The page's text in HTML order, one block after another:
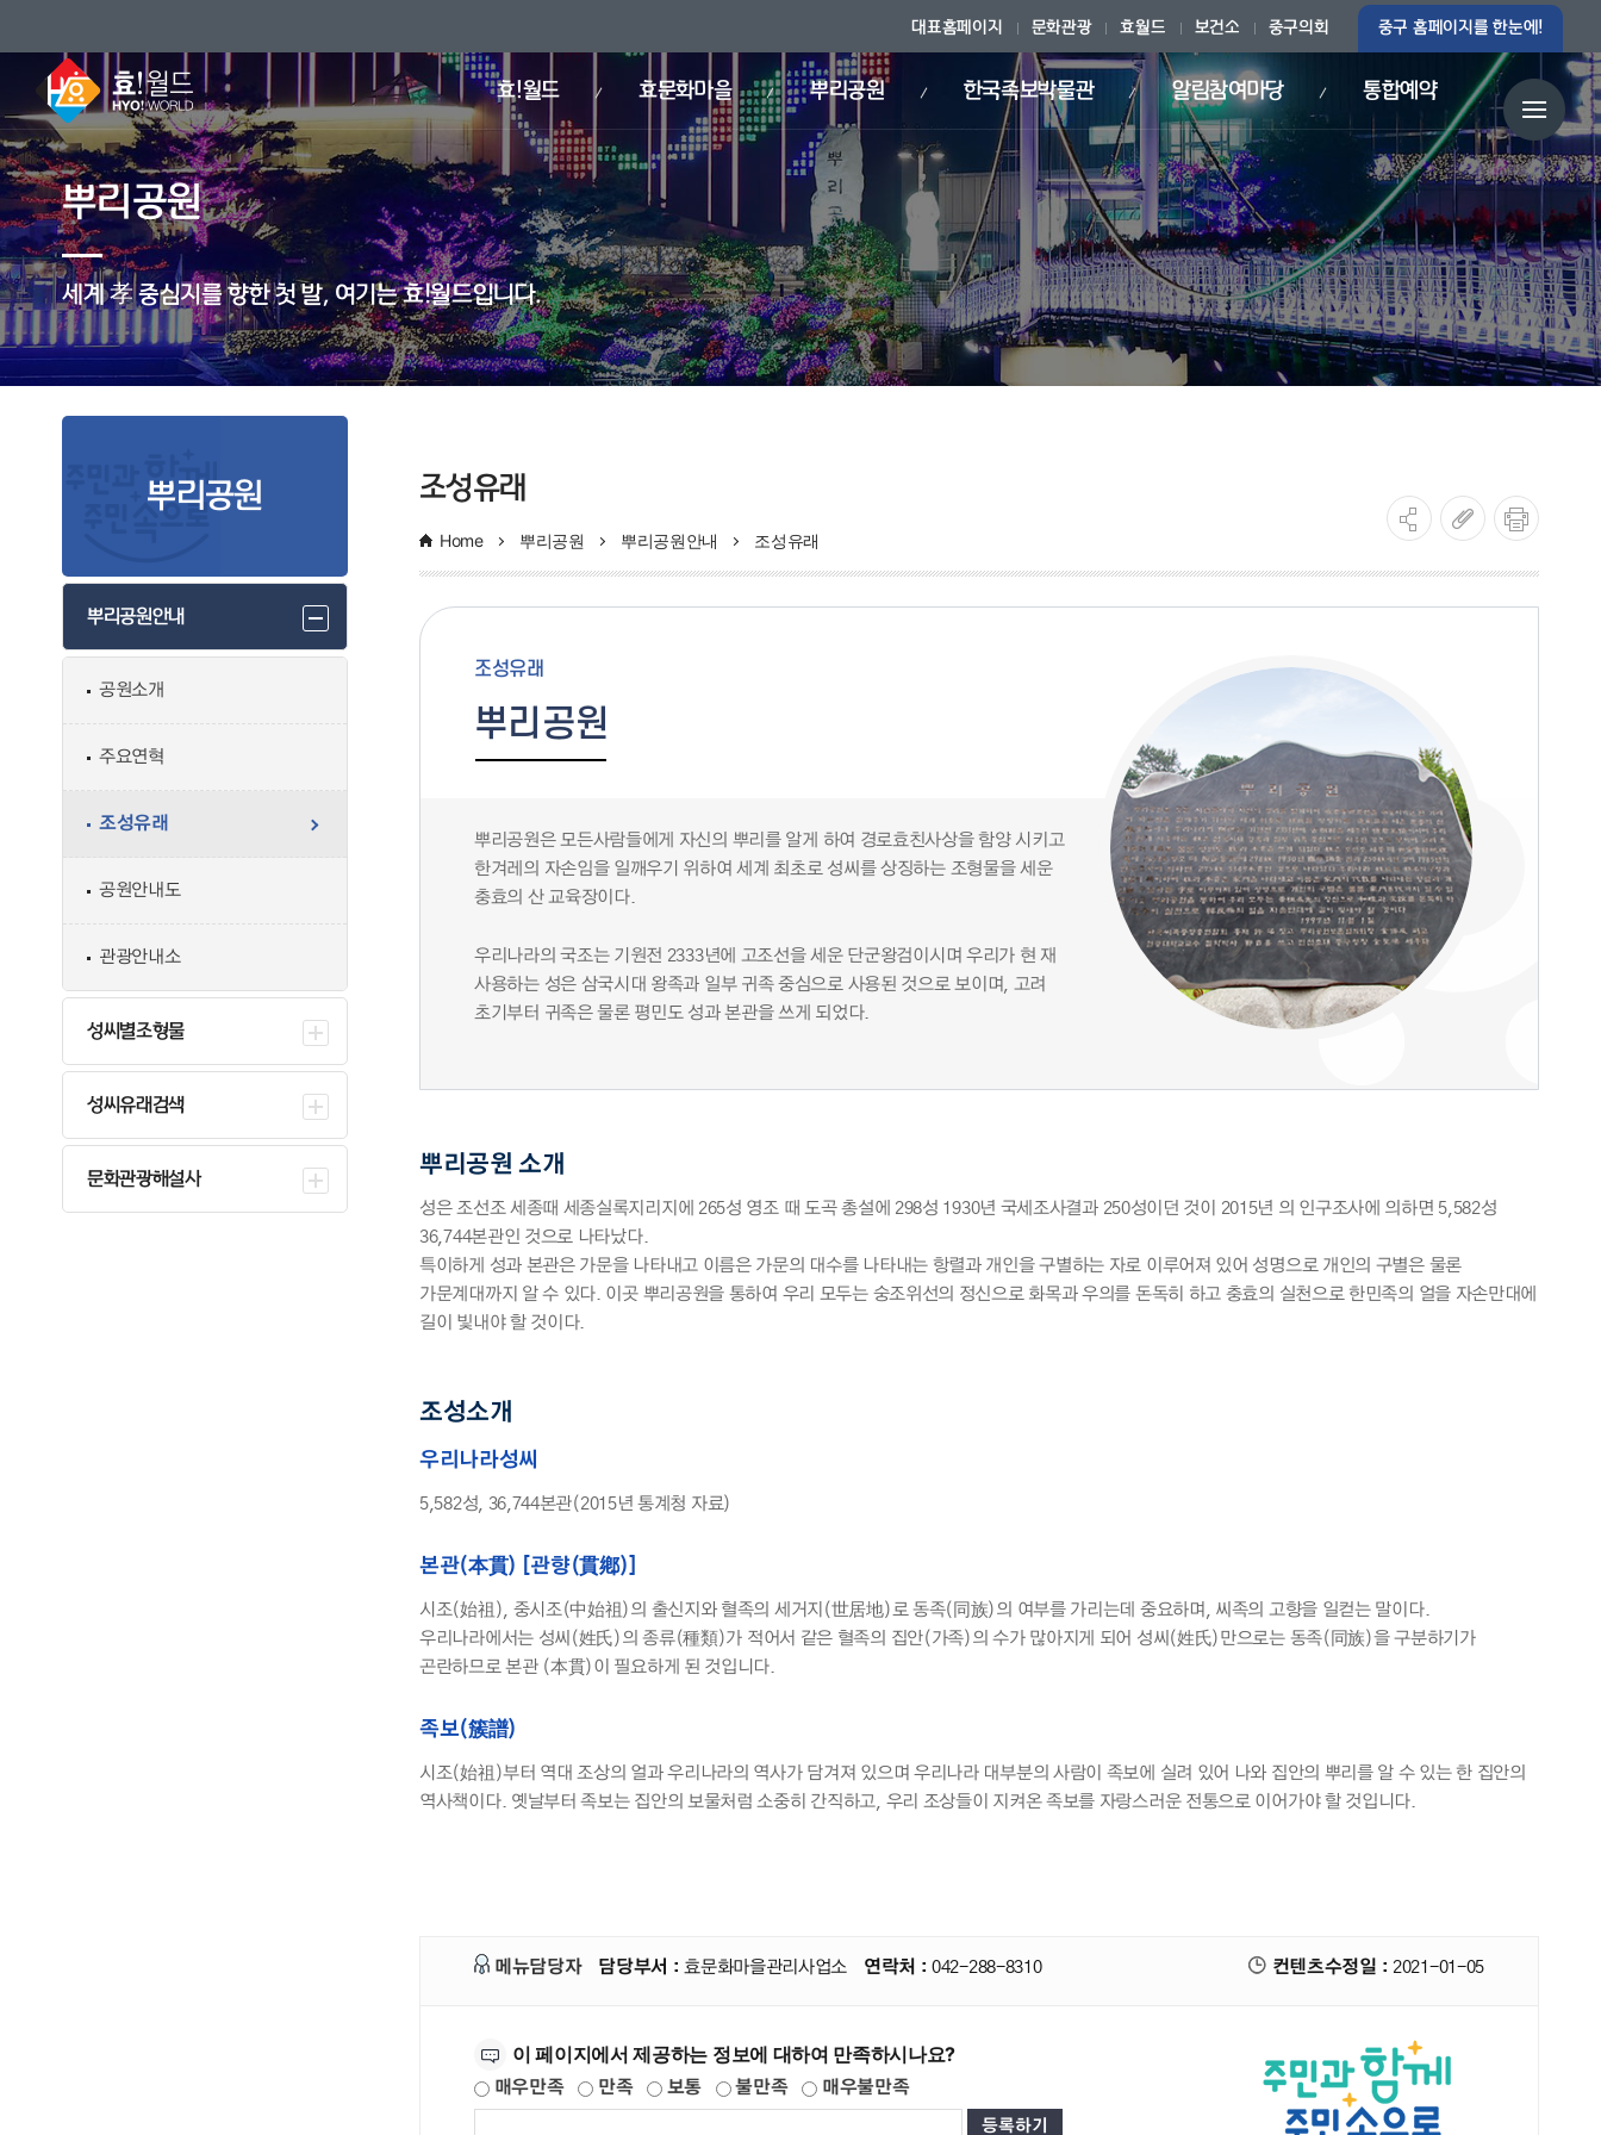
대표홈페이지 문화관광 효월드 보건소 중구의회 중구 홈페이지를 한눈에!
효!월드 효문화마을 뿌리공원 한국족보박물관 알림참여마당 통합예약
뿌리공원
세계 孝 중심지를 향한 첫 발, 여기는 효!월드입니다.
뿌리공원
뿌리공원안내
공원소개
주요연혁
조성유래
공원안내도
관광안내소
성씨별조형물
성씨유래검색
문화관광해설사
조성유래
Home 뿌리공원 뿌리공원안내 조성유래
조성유래
뿌리공원
뿌리공원은 모든사람들에게 자신의 뿌리를 알게 하여 경로효친사상을 함양 시키고
한겨레의 자손임을 일깨우기 위하여 세계 최초로 성씨를 상징하는 조형물을 세운
충효의 산 교육장이다.
우리나라의 국조는 기원전 2333년에 고조선을 세운 단군왕검이시며 우리가 현 재
사용하는 성은 삼국시대 왕족과 일부 귀족 중심으로 사용된 것으로 보이며, 고려
초기부터 귀족은 물론 평민도 성과 본관을 쓰게 되었다.
뿌리공원 소개
성은 조선조 세종때 세종실록지리지에 265성 영조 때 도곡 총설에 298성 1930년 국세조사결과 250성이던 것이 2015년 의 인구조사에 의하면 5,582성
36,744본관인 것으로 나타났다.
특이하게 성과 본관은 가문을 나타내고 이름은 가문의 대수를 나타내는 항렬과 개인을 구별하는 자로 이루어져 있어 성명으로 개인의 구별은 물론
가문계대까지 알 수 있다. 이곳 뿌리공원을 통하여 우리 모두는 숭조위선의 정신으로 화목과 우의를 돈독히 하고 충효의 실천으로 한민족의 얼을 자손만대에
길이 빛내야 할 것이다.
조성소개
우리나라성씨
5,582성, 36,744본관(2015년 통계청 자료)
본관(本貫) [관향(貫鄕)]
시조(始祖), 중시조(中始祖)의 출신지와 혈족의 세거지(世居地)로 동족(同族)의 여부를 가리는데 중요하며, 씨족의 고향을 일컫는 말이다.
우리나라에서는 성씨(姓氏)의 종류(種類)가 적어서 같은 혈족의 집안(가족)의 수가 많아지게 되어 성씨(姓氏)만으로는 동족(同族)을 구분하기가
곤란하므로 본관 (本貫)이 필요하게 된 것입니다.
족보(簇譜)
시조(始祖)부터 역대 조상의 얼과 우리나라의 역사가 담겨져 있으며 우리나라 대부분의 사람이 족보에 실려 있어 나와 집안의 뿌리를 알 수 있는 한 집안의
역사책이다. 옛날부터 족보는 집안의 보물처럼 소중히 간직하고, 우리 조상들이 지켜온 족보를 자랑스러운 전통으로 이어가야 할 것입니다.
메뉴담당자 담당부서 :효문화마을관리사업소 연락처 :042-288-8310 컨텐츠수정일 : 2021-01-05
이 페이지에서 제공하는 정보에 대하여 만족하시나요?
매우만족 만족 보통 불만족 매우불만족